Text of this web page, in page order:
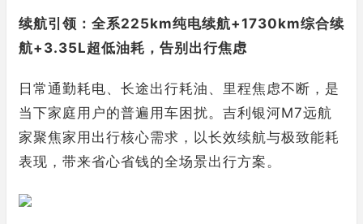
续航引领：全系225km纯电续航+1730km综合续
航+3.35L超低油耗，告别出行焦虑
日常通勤耗电、长途出行耗油、里程焦虑不断，是
当下家庭用户的普遍用车困扰。吉利银河M7远航
家聚焦家用出行核心需求，以长效续航与极致能耗
表现，带来省心省钱的全场景出行方案。